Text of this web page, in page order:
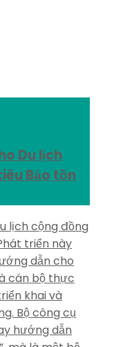
Du lịch
Bảo tồn
lịch cộng đồng
triển này
dẫn cho
cán bộ thực
khai và
Bộ công cụ
hướng dẫn